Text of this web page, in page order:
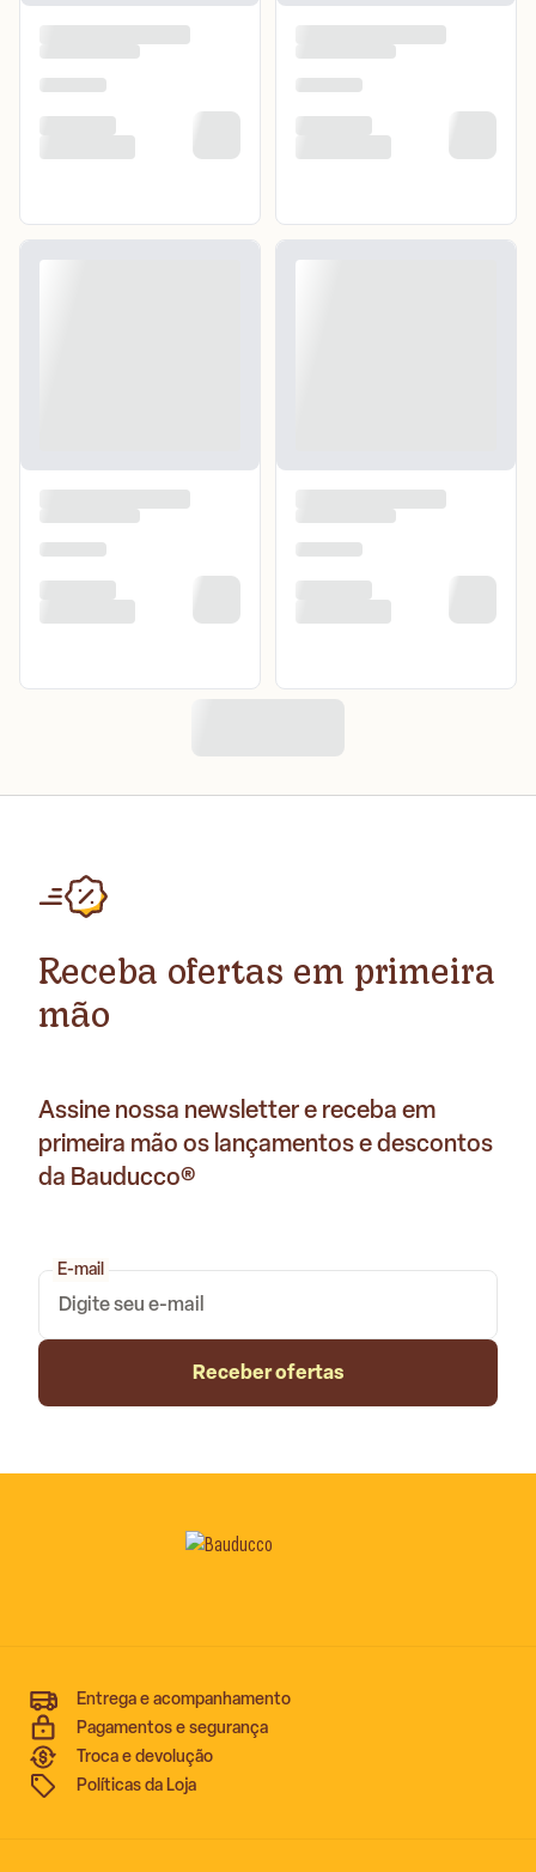
Receba ofertas em primeira
mão
Assine nossa newsletter e receba em
primeira mão os lançamentos e descontos
da Bauducco®
E-mail
Receber ofertas
Entrega e acompanhamento
Pagamentos e segurança
Troca e devolução
Políticas da Loja